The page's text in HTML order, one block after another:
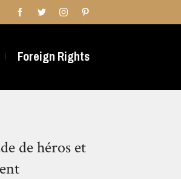
Foreign Rights
de héros et